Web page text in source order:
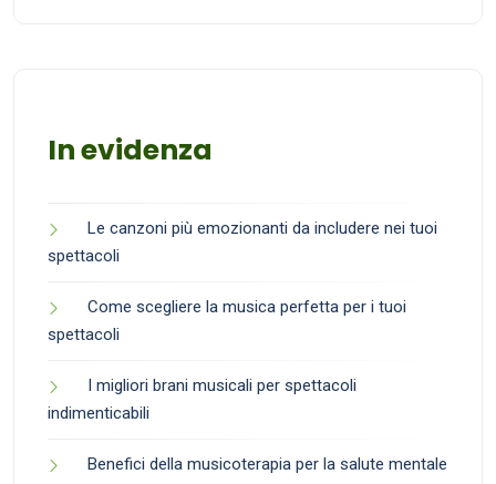
In evidenza
Le canzoni più emozionanti da includere nei tuoi
spettacoli
Come scegliere la musica perfetta per i tuoi
spettacoli
I migliori brani musicali per spettacoli
indimenticabili
Benefici della musicoterapia per la salute mentale